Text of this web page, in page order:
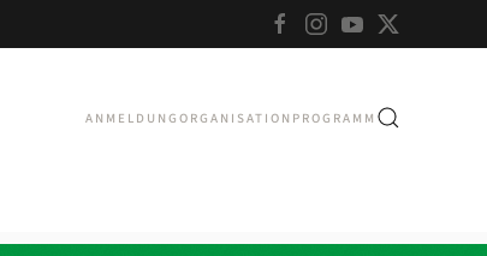
ANMELDUNG ORGANISATION PROGRAMM